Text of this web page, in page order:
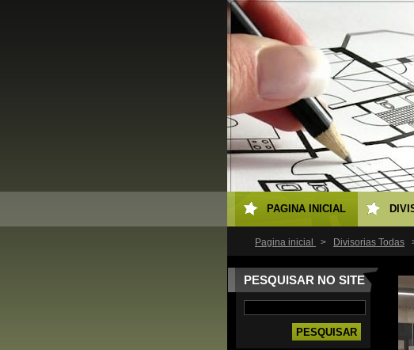
Pagina inicial > Divisorias Todas
PESQUISAR NO SITE
PAGINA INICIAL